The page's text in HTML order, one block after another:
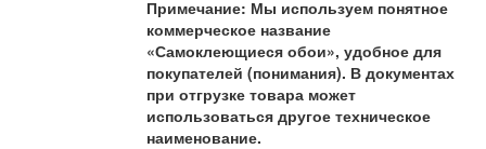
Примечание: Мы используем понятное
коммерческое название
«Самоклеющиеся обои», удобное для
покупателей (понимания). В документах
при отгрузке товара может
использоваться другое техническое
наименование.